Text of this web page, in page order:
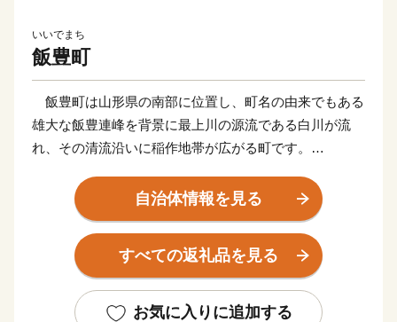
いいでまち
飯豊町
飯豊町は山形県の南部に位置し、町名の由来でもある
雄大な飯豊連峰を背景に最上川の源流である白川が流
れ、その清流沿いに稲作地帯が広がる町です。
家イザベラ・バードは「東洋のアルカディア（理想
郷）」と表現し、屋敷林と散居集落が織りなす、農村の
原風景が広がっています。
豊かな自然あふれる環境で育まれた農産品、自然の恵
自治体情報を見る
すべての返礼品を見る
お気に入りに追加する